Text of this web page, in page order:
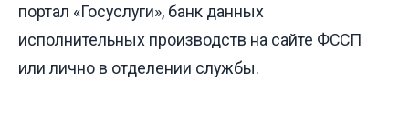
портал «Госуслуги», банк данных
исполнительных производств на сайте ФССП
или лично в отделении службы.